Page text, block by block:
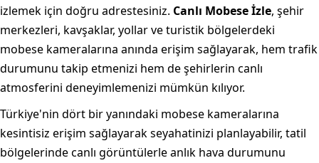
izlemek için doğru adrestesiniz. Canlı Mobese İzle, şehir
merkezleri, kavşaklar, yollar ve turistik bölgelerdeki
mobese kameralarına anında erişim sağlayarak, hem trafik
durumunu takip etmenizi hem de şehirlerin canlı
atmosferini deneyimlemenizi mümkün kılıyor.
Türkiye'nin dört bir yanındaki mobese kameralarına
kesintisiz erişim sağlayarak seyahatinizi planlayabilir, tatil
bölgelerinde canlı görüntülerle anlık hava durumunu